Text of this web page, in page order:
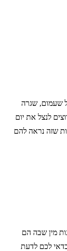
שעמום, שגרה
לנצל את יום
שזה נראה להם
מין שבה הם
לכם לדעת